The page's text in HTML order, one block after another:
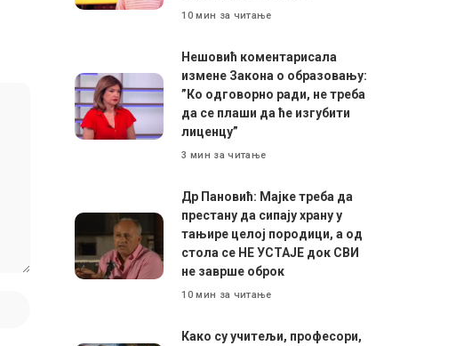
10 мин за читање
Нешовић коментарисала
измене Закона о образовању:
”Ко одговорно ради, не треба
да се плаши да ће изгубити
лиценцу”
3 мин за читање
Др Пановић: Мајке треба да
престану да сипају храну у
тањире целој породици, а од
стола се НЕ УСТАЈЕ док СВИ
не заврше оброк
10 мин за читање
Како су учитељи, професори,